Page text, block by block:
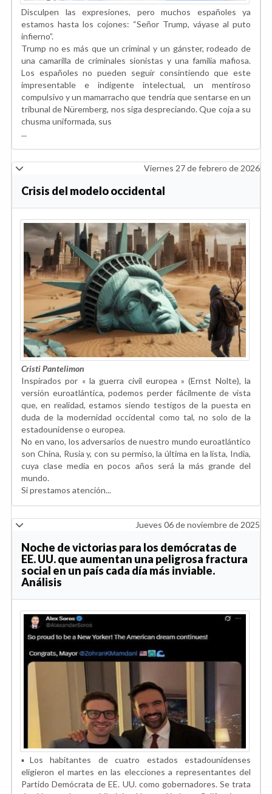
Disculpen las expresiones, pero muchos españoles ya
estamos hasta los cojones: “Señor Trump, váyase al puto
infierno”.
Trump no es más que un criminal y un gánster, rodeado de
una camarilla de criminales sionistas y una familia mafiosa.
Los españoles no pueden seguir consintiendo que este
impresentable e indigente intelectual, un mentiroso
compulsivo y un mamarracho que tendría que sentarse en un
tribunal de Nüremberg, nos siga despreciando. Que coja a su
chusma uniformada, sus
...
Viernes 27 de febrero de 2026
Crisis del modelo occidental
Cristi Pantelimon
Inspirados por « la guerra civil europea » (Ernst Nolte), la
versión euroatlántica, podemos perder fácilmente de vista
que, en realidad, estamos siendo testigos de la puesta en
duda de la modernidad occidental como tal, no solo de la
estadounidense o europea.
No en vano, los adversarios de nuestro mundo euroatlántico
son China, Rusia y, con su permiso, la última en la lista, India,
cuya clase media en pocos años será la más grande del
mundo.
Si prestamos atención...
Jueves 06 de noviembre de 2025
Noche de victorias para los demócratas de
EE. UU. que aumentan una peligrosa fractura
social en un país cada día más inviable.
Análisis
▪️Los habitantes de cuatro estados estadounidenses
eligieron el martes en las elecciones a representantes del
Partido Demócrata de EE. UU. como gobernadores. Se trata